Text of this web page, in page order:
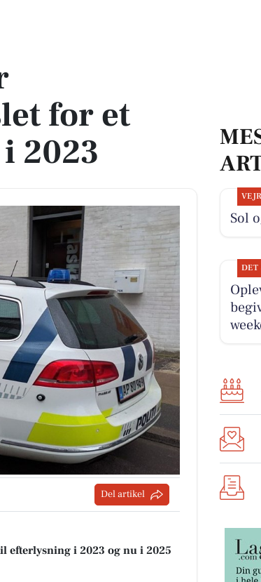
i 2023
for et
2023
Del artikel
efterlysning i 2023 og nu i 2025
Sol
DET